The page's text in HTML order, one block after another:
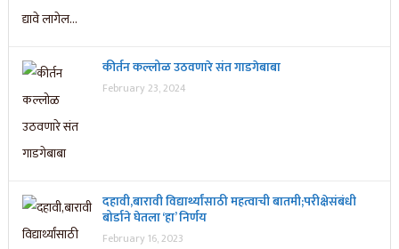
कीर्तन कल्लोळ उठवणारे संत गाडगेबाबा
February 23, 2024
दहावी,बारावी विद्यार्थ्यांसाठी महत्वाची बातमी;परीक्षेसंबंधी
बोर्डाने घेतला ‘हा’ निर्णय
February 16, 2023